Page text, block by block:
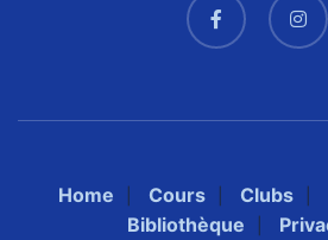
Home Cours Clubs
Bibliothèque